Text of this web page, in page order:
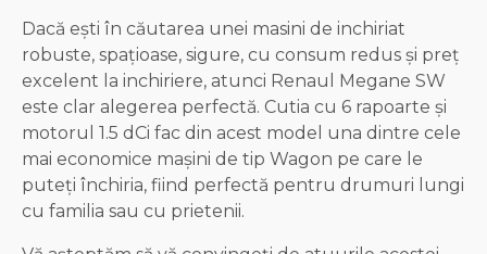
Dacă ești în căutarea unei masini de inchiriat
robuste, spațioase, sigure, cu consum redus și preț
excelent la inchiriere, atunci Renaul Megane SW
este clar alegerea perfectă. Cutia cu 6 rapoarte și
motorul 1.5 dCi fac din acest model una dintre cele
mai economice mașini de tip Wagon pe care le
puteți închiria, fiind perfectă pentru drumuri lungi
cu familia sau cu prietenii.